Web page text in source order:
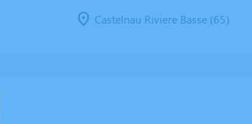
Castelnau Riviere Basse (65)